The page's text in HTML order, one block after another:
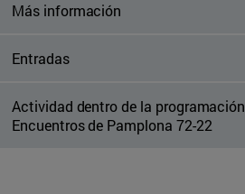
Más información
Entradas
Actividad dentro de la programación
Encuentros de Pamplona 72-22